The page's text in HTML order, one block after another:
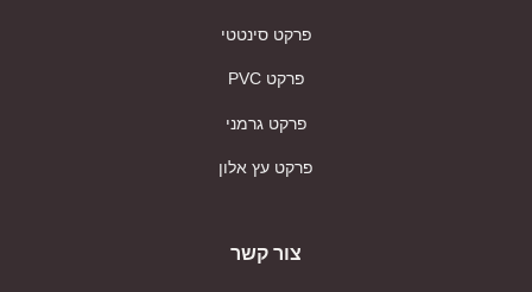
פרקט סינטטי
פרקט PVC
פרקט גרמני
פרקט עץ אלון
צור קשר